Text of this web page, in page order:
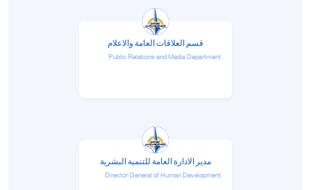
قسم العلاقات العامة والاعلام
Public Relations and Media Department
مدير الادارة العامة للتنمية البشرية
Director General of Human Development